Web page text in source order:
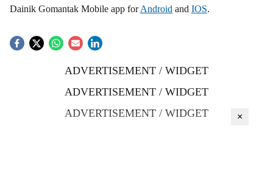
Dainik Gomantak Mobile app forAndroid and IOS.
ADVERTISEMENT / WIDGET
ADVERTISEMENT / WIDGET
ADVERTISEMENT / WIDGET
×